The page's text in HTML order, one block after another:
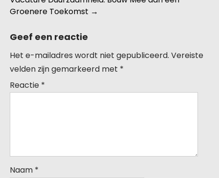
Groenere Toekomst →
Geef een reactie
Het e-mailadres wordt niet gepubliceerd. Vereiste
velden zijn gemarkeerd met *
Reactie *
Naam *